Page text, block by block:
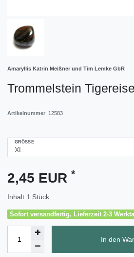
Amaryllis Katrin Meißner und Tim Lemke GbR
Trommelstein
Artikelnummer 12583
GRÖSSE
2,45 EUR *
Inhalt 1 Stück
Sofort versandfertig, Lieferzeit 2-3
In den